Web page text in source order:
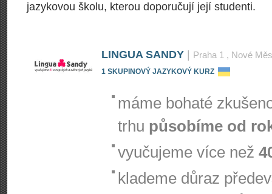
jazykovou školu, kterou doporučují její studenti.
LINGUA SANDY Praha 1 , Nové
1 SKUPINOVÝ JAZYKOVÝ KURZ
máme bohaté
trhu působíme od
vyučujeme více než
klademe důraz